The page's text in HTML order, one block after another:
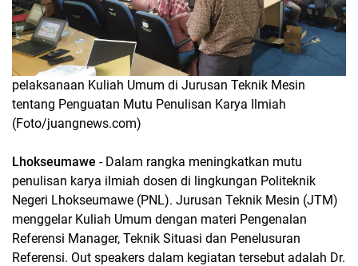
pelaksanaan Kuliah Umum di Jurusan Teknik Mesin
tentang Penguatan Mutu Penulisan Karya Ilmiah
(Foto/juangnews.com)
Lhokseumawe - Dalam rangka meningkatkan mutu
penulisan karya ilmiah dosen di lingkungan Politeknik
Negeri Lhokseumawe (PNL). Jurusan Teknik Mesin (JTM)
menggelar Kuliah Umum dengan materi Pengenalan
Referensi Manager, Teknik Situasi dan Penelusuran
Referensi. Out speakers dalam kegiatan tersebut adalah Dr.